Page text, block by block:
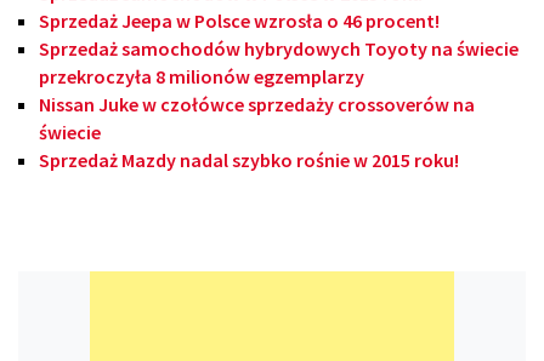
Sprzedaż Jeepa w Polsce wzrosła o 46 procent!
Sprzedaż samochodów hybrydowych Toyoty na świecie
przekroczyła 8 milionów egzemplarzy
Nissan Juke w czołówce sprzedaży crossoverów na
świecie
Sprzedaż Mazdy nadal szybko rośnie w 2015 roku!